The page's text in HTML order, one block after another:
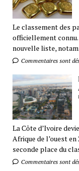
Le classement des
officiellement
nouvelle liste,
Commentaires sont
La Côte d’Ivoire
Afrique de l’ouest
seconde place du
Commentaires sont